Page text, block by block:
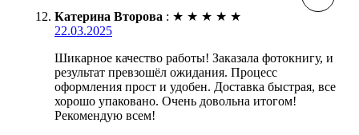
Катерина Второва : ★ ★ ★ ★ ★
22.03.2025
Шикарное качество работы! Заказала фотокнигу, и
результат превзошёл ожидания. Процесс
оформления прост и удобен. Доставка быстрая, все
хорошо упаковано. Очень довольна итогом!
Рекомендую всем!